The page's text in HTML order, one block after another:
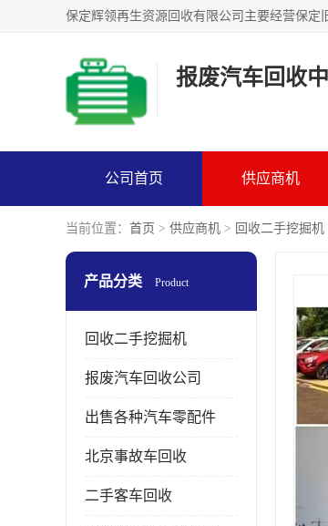
报废汽车回收
公司首页 供应商机
当前位置： 首页 > 供应商机 > 回收二手挖掘机
产品分类 Product
回收二手挖掘机
报废汽车回收公司
出售各种汽车零配件
北京事故车回收
二手客车回收